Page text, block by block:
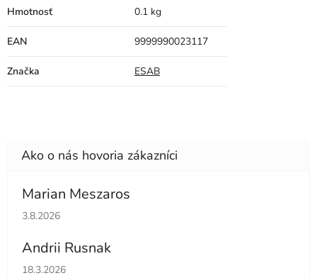
Hmotnosť 0.1 kg
EAN 9999990023117
Značka ESAB
Marian Meszaros
Hodnotenie obchodu je 5 z 5 hviezdičiek.
3.8.2026
Andrii Rusnak
Hodnotenie obchodu je 5 z 5 hviezdičiek.
18.3.2026